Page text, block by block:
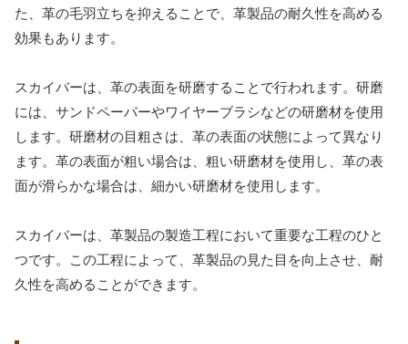
た、革の毛羽立ちを抑えることで、革製品の耐久性を高める
効果もあります。
スカイバーは、革の表面を研磨することで行われます。研磨
には、サンドペーパーやワイヤーブラシなどの研磨材を使用
します。研磨材の目粗さは、革の表面の状態によって異なり
ます。革の表面が粗い場合は、粗い研磨材を使用し、革の表
面が滑らかな場合は、細かい研磨材を使用します。
スカイバーは、革製品の製造工程において重要な工程のひと
つです。この工程によって、革製品の見た目を向上させ、耐
久性を高めることができます。